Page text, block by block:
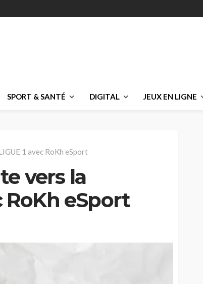
SPORT & SANTÉ DIGITAL JEUX EN LIGNE
1 avec RoKh eSport
vers la
RoKh eSport